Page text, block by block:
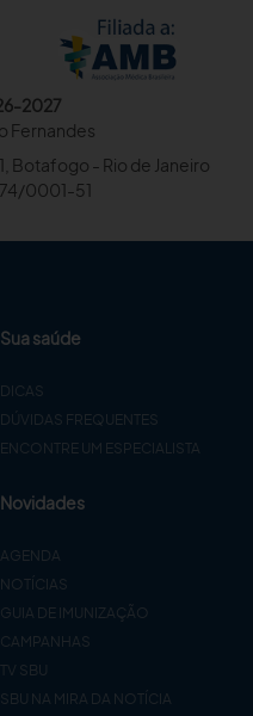
2027
Fernandes
Botafogo - Rio de Janeiro
0001-51
Sua saúde
DICAS
DÚVIDAS FREQUENTES
ENCONTRE UM ESPECIALISTA
Novidades
AGENDA
NOTÍCIAS
GUIA DE IMUNIZAÇÃO
CAMPANHAS
TV SBU
SBU NA MIRA DA NOTÍCIA